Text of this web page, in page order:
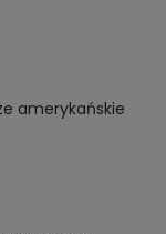
amerykańskie